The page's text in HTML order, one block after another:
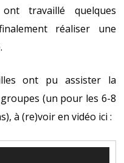
travaillé quelques
réaliser une
ont pu assister la
(un pour les 6-8
à (re)voir en vidéo ici :